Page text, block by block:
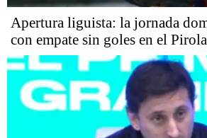
Apertura liguista: la jornada
con empate sin goles en el Pirola